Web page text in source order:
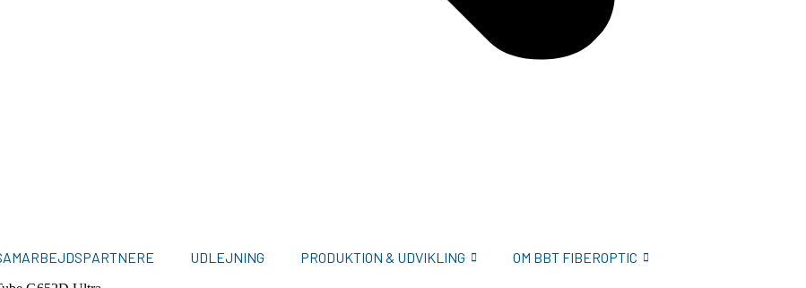
UDLEJNING PRODUKTION & UDVIKLING OM BBT FIBEROPTIC